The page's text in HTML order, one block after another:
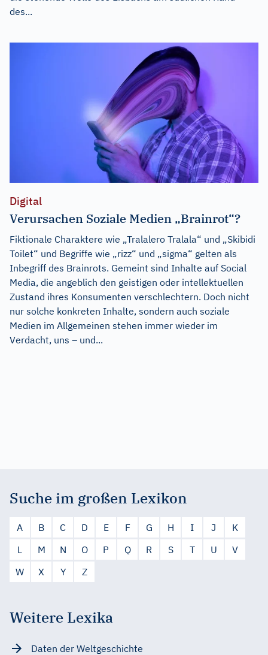
des...
Digital
Verursachen Soziale Medien „Brainrot“?
Fiktionale Charaktere wie „Tralalero Tralala“ und „Skibidi
Toilet“ und Begriffe wie „rizz“ und „sigma“ gelten als
Inbegriff des Brainrots. Gemeint sind Inhalte auf Social
Media, die angeblich den geistigen oder intellektuellen
Zustand ihres Konsumenten verschlechtern. Doch nicht
nur solche konkreten Inhalte, sondern auch soziale
Medien im Allgemeinen stehen immer wieder im
Verdacht, uns – und...
Suche im großen Lexikon
A B C D E F G H I J
K
L
M N O P Q R S T U
V
W
X Y Z
Weitere Lexika
Daten der Weltgeschichte